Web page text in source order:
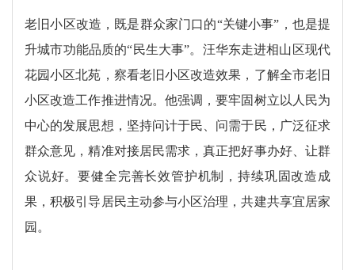
老旧小区改造，既是群众家门口的“关键小事”，也是提
升城市功能品质的“民生大事”。汪华东走进相山区现代
花园小区北苑，察看老旧小区改造效果，了解全市老旧
小区改造工作推进情况。他强调，要牢固树立以人民为
中心的发展思想，坚持问计于民、问需于民，广泛征求
群众意见，精准对接居民需求，真正把好事办好、让群
众说好。要健全完善长效管护机制，持续巩固改造成
果，积极引导居民主动参与小区治理，共建共享宜居家
园。